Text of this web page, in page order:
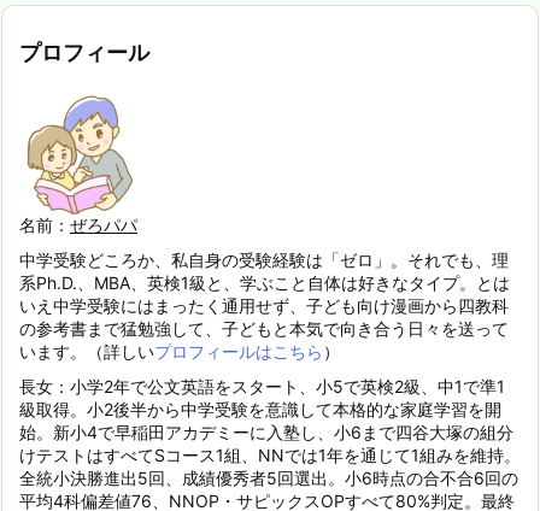
プロフィール
名前： ぜろパパ
中学受験どころか、私自身の受験経験は「ゼロ」。それでも、理
系Ph.D.、MBA、英検1級と、学ぶこと自体は好きなタイプ。とは
いえ中学受験にはまったく通用せず、子ども向け漫画から四教科
の参考書まで猛勉強して、子どもと本気で向き合う日々を送って
います。（詳しいプロフィールはこちら ）
長女：小学2年で公文英語をスタート、小5で英検2級、中1で準1
級取得。小2後半から中学受験を意識して本格的な家庭学習を開
始。新小4で早稲田アカデミーに入塾し、小6まで四谷大塚の組分
けテストはすべてSコース1組、NNでは1年を通じて1組みを維持。
全統小決勝進出5回、成績優秀者5回選出。小6時点の合不合6回の
平均4科偏差値76、NNOP・サピックスOPすべて80%判定。最終